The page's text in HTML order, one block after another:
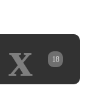
x 18